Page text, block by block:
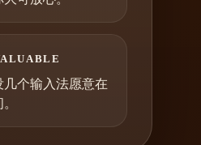
个输入法愿意在